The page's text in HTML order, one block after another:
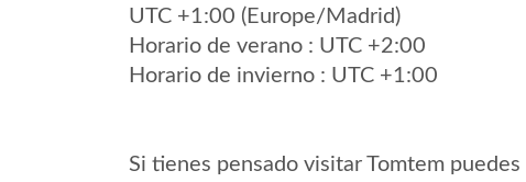
UTC +1:00 (Europe/Madrid)
Horario de verano : UTC +2:00
Horario de invierno : UTC +1:00
Si tienes pensado visitar Tomtem puedes